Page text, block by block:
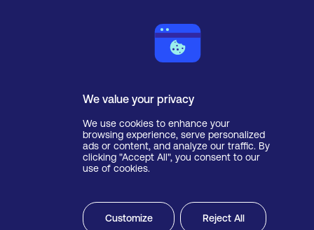
We value your privacy
We use cookies to enhance your
browsing experience, serve personalized
ads or content, and analyze our traffic. By
clicking "Accept All", you consent to our
use of cookies.
Customize Reject All
Ευκαιρίες Καριέρας
Speech to Text
Email to Fax
Fax to E-mail
Επιπρόσθετα Links